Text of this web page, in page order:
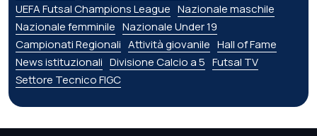
UEFA Futsal Champions League Nazionale maschile
Nazionale femminile Nazionale Under 19
Campionati Regionali Attività giovanile Hall of Fame
News istituzionali Divisione Calcio a 5 Futsal TV
Settore Tecnico FIGC